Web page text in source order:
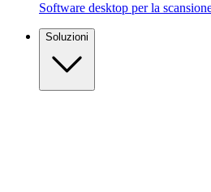
Software desktop per la
Soluzioni